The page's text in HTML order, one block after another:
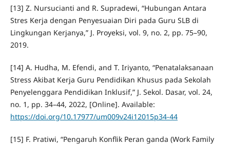
[13] Z. Nursucianti and R. Supradewi, “Hubungan Antara
Stres Kerja dengan Penyesuaian Diri pada Guru SLB di
Lingkungan Kerjanya,” J. Proyeksi, vol. 9, no. 2, pp. 75–90,
2019.
[14] A. Hudha, M. Efendi, and T. Iriyanto, “Penatalaksanaan
Stress Akibat Kerja Guru Pendidikan Khusus pada Sekolah
Penyelenggara Pendidikan Inklusif,” J. Sekol. Dasar, vol. 24,
no. 1, pp. 34–44, 2022, [Online]. Available:
https://doi.org/10.17977/um009v24i12015p34-44
[15] F. Pratiwi, “Pengaruh Konflik Peran ganda (Work Family